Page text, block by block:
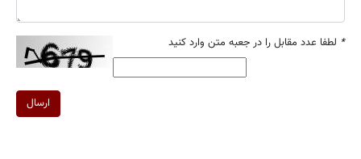
* لطفا عدد مقابل را در جعبه متن وارد کنید
ارسال